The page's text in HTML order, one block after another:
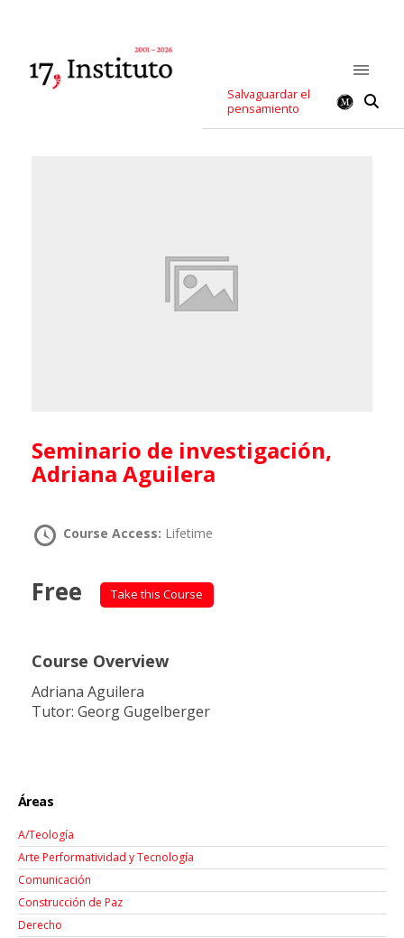
Salvaguardar el
pensamiento
Seminario de investigación,
Adriana Aguilera
Course Access: Lifetime
Free Take this Course
Course Overview
Adriana Aguilera
Tutor: Georg Gugelberger
Áreas
A/Teología
Arte Performatividad y Tecnología
Comunicación
Construcción de Paz
Derecho